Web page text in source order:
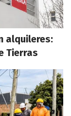
alquileres:
Tierras